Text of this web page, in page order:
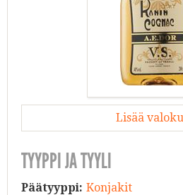
Lisää
TYYPPI JA TYYLI
Päätyyppi: Konjakit